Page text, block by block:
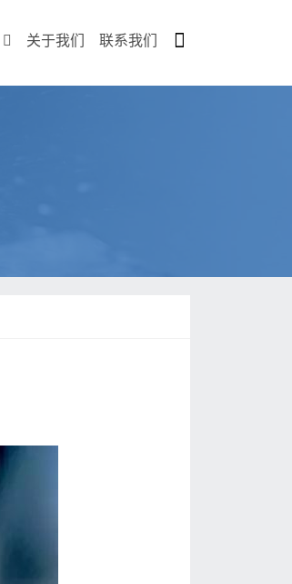
关于我们 联系我们